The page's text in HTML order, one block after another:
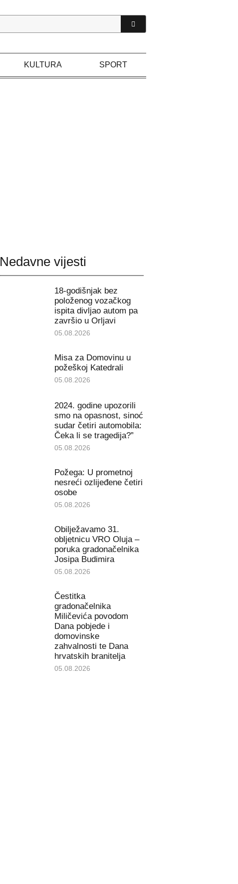
KULTURA SPORT
Nedavne vijesti
18-godišnjak bez
položenog vozačkog
ispita divljao autom pa
završio u Orljavi
05.08.2026
Misa za Domovinu u
požeškoj Katedrali
05.08.2026
2024. godine upozorili
smo na opasnost, sinoć
sudar četiri automobila:
Čeka li se tragedija?”
05.08.2026
Požega: U prometnoj
nesreći ozlijeđene četiri
osobe
05.08.2026
Obilježavamo 31.
obljetnicu VRO Oluja –
poruka gradonačelnika
Josipa Budimira
05.08.2026
Čestitka
gradonačelnika
Miličevića povodom
Dana pobjede i
domovinske
zahvalnosti te Dana
hrvatskih branitelja
05.08.2026